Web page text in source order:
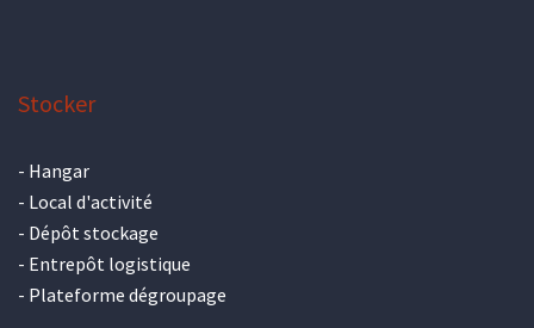
Stocker
- Hangar
- Local d'activité
- Dépôt stockage
- Entrepôt logistique
- Plateforme dégroupage